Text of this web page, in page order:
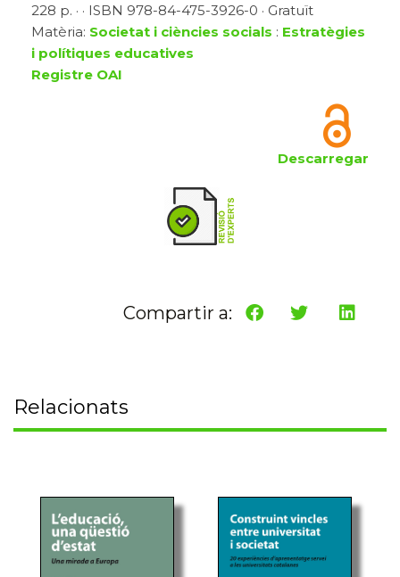
228 p. · · ISBN 978-84-475-3926-0 · Gratuït
Matèria: Societat i ciències socials : Estratègies
i polítiques educatives
Registre OAI
Descarregar
Compartir a:
Relacionats